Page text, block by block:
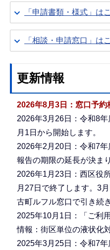
「申請書類・様式」は
「相談・申請窓口」は
更新情報
2026年8月3日：窓口予約
2026年3月26日：令和8
月1日から開始します。
2026年2月20日：令和7
報告の期限の延長が決ま
2026年1月23日：西区役
月27日で終了します。3
古町ルフル窓口で引き続
2025年10月1日：「ご利
情報：街区単位の液状化
2025年3月25日：令和7